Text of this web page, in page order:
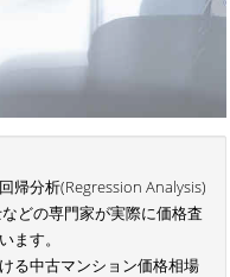
帰分析(Regression Analysis)
どの専門家が実際に価格査
ます。
る中古マンション価格相場